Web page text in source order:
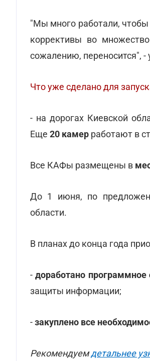
"Мы много работали, чтобы
коррективы во
сожалению, переносится", -
Что уже сделано для
- на дорогах Киевской
Еще 20 камер работают в
Все КАФы размещены в
До 1 июня, по
области.
В планах до конца года
-доработано программное
защиты информации;
-закуплено все
Рекомендуемдетальнее